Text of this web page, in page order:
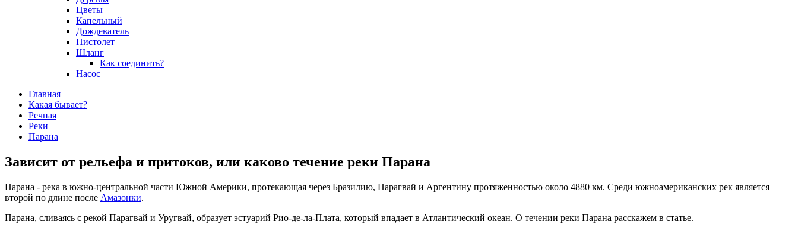
Цветы
Капельный
Дождеватель
Пистолет
Шланг
Как соединить?
Насос
Главная
Какая бывает?
Речная
Реки
Парана
Зависит от рельефа и притоков, или каково течение реки Парана
Парана - река в южно-центральной части Южной Америки, протекающая через Бразилию, Парагвай и Аргентину протяженностью около 4880 км. Среди южноамериканских рек является
второй по длине после Амазонки.
Парана, сливаясь с рекой Парагвай и Уругвай, образует эстуарий Рио-де-ла-Плата, который впадает в Атлантический океан. О течении реки Парана расскажем в статье.